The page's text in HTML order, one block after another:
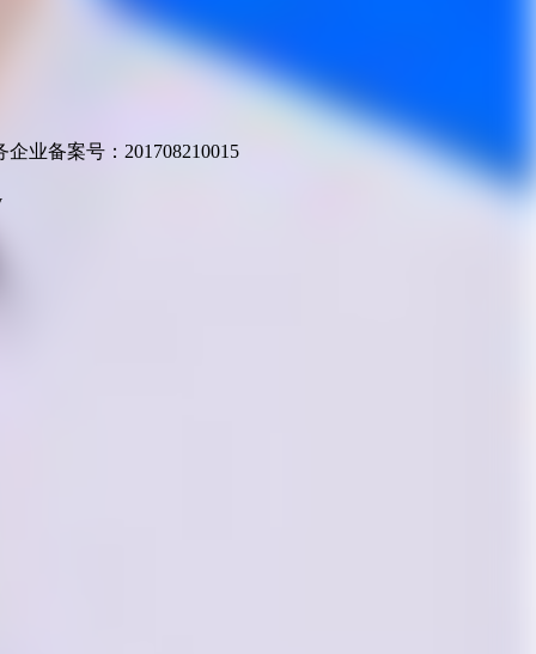
业备案号：201708210015